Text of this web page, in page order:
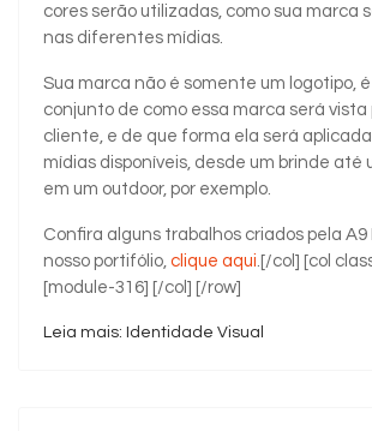
cores serão utilizadas, como sua marca
nas diferentes mídias.
Sua marca não é somente um logotipo,
conjunto de como essa marca será vista
cliente, e de que forma ela será
mídias disponíveis, desde um brinde até
em um outdoor, por exemplo.
Confira alguns trabalhos criados pela A9
nosso portifólio, clique aqui .[/col] [col
[module-316] [/col] [/row]
Leia mais: Identidade Visual